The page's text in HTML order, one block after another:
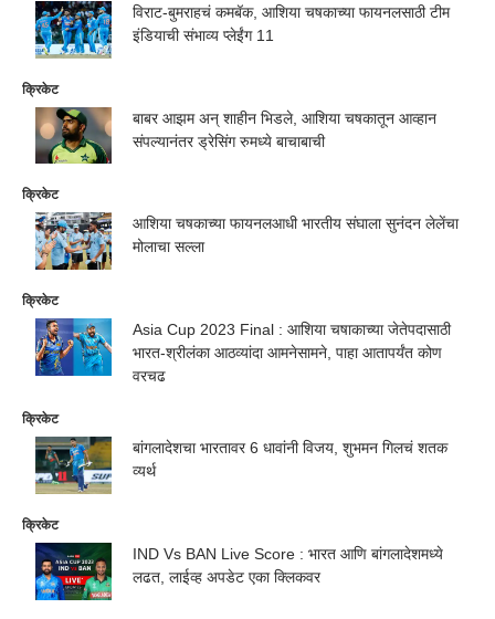
विराट-बुमराहचं कमबॅक, आशिया चषकाच्या फायनलसाठी टीम
इंडियाची संभाव्य प्लेईंग 11
क्रिकेट
बाबर आझम अन् शाहीन भिडले, आशिया चषकातून आव्हान
संपल्यानंतर ड्रेसिंग रुमध्ये बाचाबाची
क्रिकेट
आशिया चषकाच्या फायनलआधी भारतीय संघाला सुनंदन लेलेंचा
मोलाचा सल्ला
क्रिकेट
Asia Cup 2023 Final : आशिया चषाकाच्या जेतेपदासाठी
भारत-श्रीलंका आठव्यांदा आमनेसामने, पाहा आतापर्यंत कोण
वरचढ
क्रिकेट
बांगलादेशचा भारतावर 6 धावांनी विजय, शुभमन गिलचं शतक
व्यर्थ
क्रिकेट
IND Vs BAN Live Score : भारत आणि बांगलादेशमध्ये
लढत, लाईव्ह अपडेट एका क्लिकवर